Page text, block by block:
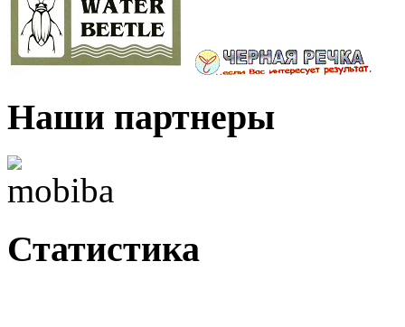
Наши партнеры
Статистика